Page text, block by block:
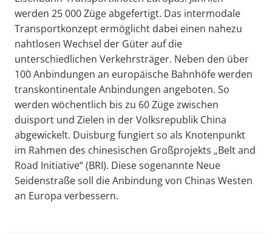
werden 25 000 Züge abgefertigt. Das intermodale
Transportkonzept ermöglicht dabei einen nahezu
nahtlosen Wechsel der Güter auf die
unterschiedlichen Verkehrsträger. Neben den über
100 Anbindungen an europäische Bahnhöfe werden
transkontinentale Anbindungen angeboten. So
werden wöchentlich bis zu 60 Züge zwischen
duisport und Zielen in der Volksrepublik China
abgewickelt. Duisburg fungiert so als Knotenpunkt
im Rahmen des chinesischen Großprojekts „Belt and
Road Initiative“ (BRI). Diese sogenannte Neue
Seidenstraße soll die Anbindung von Chinas Westen
an Europa verbessern.